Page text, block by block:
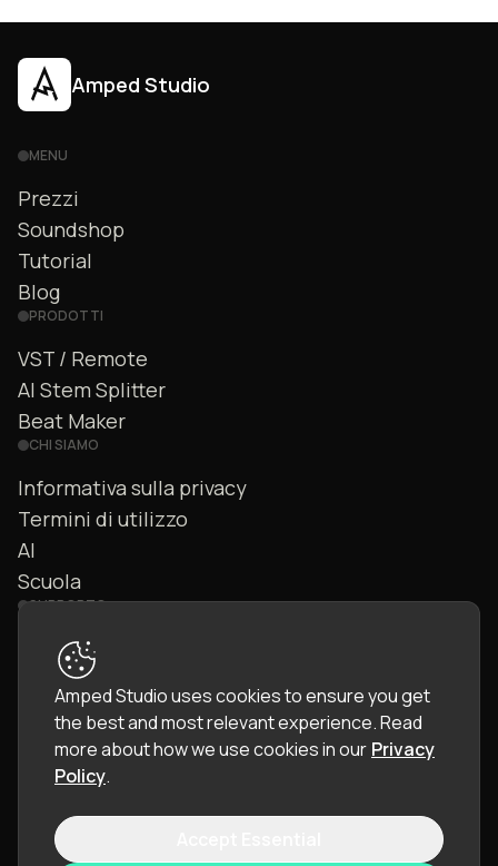
Amped Studio
MENU
Prezzi
Soundshop
Tutorial
Blog
PRODOTTI
VST / Remote
AI Stem Splitter
Beat Maker
CHI SIAMO
Informativa sulla privacy
Termini di utilizzo
AI
Scuola
SUPPORTO
Contattaci
Community
Manuale
Amped Studio uses cookies to ensure you get
the best and most relevant experience.Read
more about how we use cookies in our Privacy
Policy.